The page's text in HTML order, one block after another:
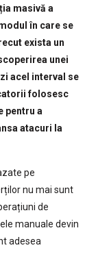
masivă a
în care se
exista un
unei
acel interval se
folosesc
pentru a
atacuri la
pe
nu mai sunt
de
manuale devin
adesea